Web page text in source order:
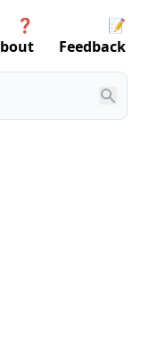
❓
📝
Feedback